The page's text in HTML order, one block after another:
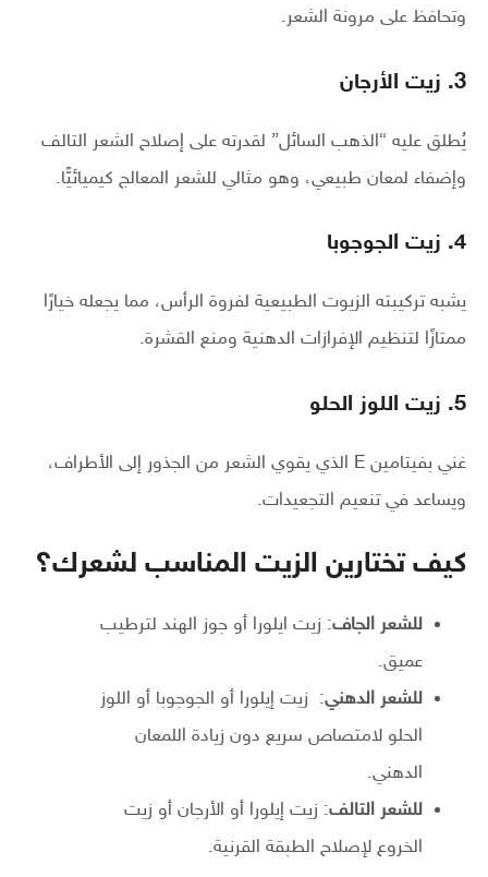
وتحافظ على مرونة الشعر.
3. زيت الأرجان
يُطلق عليه “الذهب السائل” لقدرته على إصلاح الشعر التالف
وإضفاء لمعان طبيعي، وهو مثالي للشعر المعالج كيميائيًّا.
4. زيت الجوجوبا
يشبه تركيبته الزيوت الطبيعية لفروة الرأس، مما يجعله خيارًا
ممتازًا لتنظيم الإفرازات الدهنية ومنع القشرة.
5. زيت اللوز الحلو
غني بفيتامين E الذي يقوي الشعر من الجذور إلى الأطراف،
ويساعد في تنعيم التجعيدات.
كيف تختارين الزيت المناسب لشعرك؟
للشعر الجاف: زيت ايلورا أو جوز الهند لترطيب
عميق.
للشعر الدهني: زيت إيلورا أو الجوجوبا أو اللوز
الحلو لامتصاص سريع دون زيادة اللمعان
الدهني.
للشعر التالف: زيت إيلورا أو الأرجان أو زيت
الخروع لإصلاح الطبقة القرنية.